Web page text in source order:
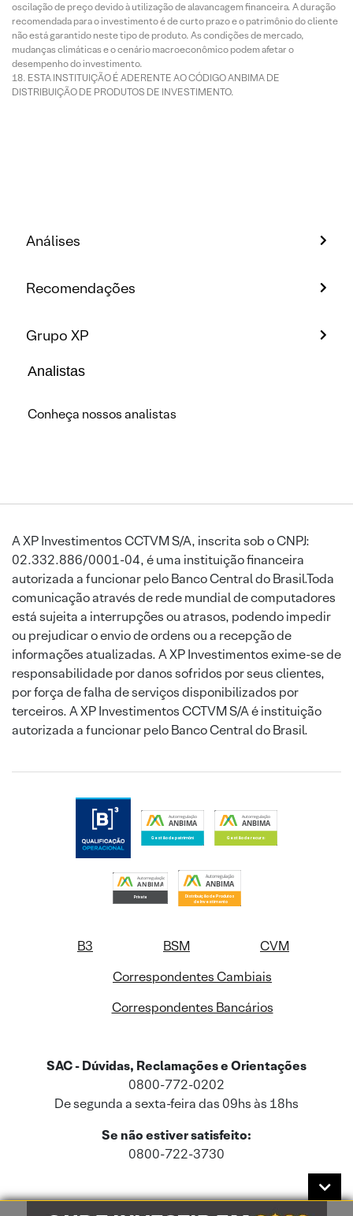
oscilação de preço devido à utilização de alavancagem financeira. A duração
recomendada para o investimento é de curto prazo e o patrimônio do cliente
não está garantido neste tipo de produto. As condições de mercado,
mudanças climáticas e o cenário macroeconômico podem afetar o
desempenho do investimento.
ESTA INSTITUIÇÃO É ADERENTE AO CÓDIGO ANBIMA DE
DISTRIBUIÇÃO DE PRODUTOS DE INVESTIMENTO.
Análises
Recomendações
Grupo XP
Analistas
Conheça nossos analistas
A XP Investimentos CCTVM S/A, inscrita sob o CNPJ:
02.332.886/0001-04, é uma instituição financeira
autorizada a funcionar pelo Banco Central do Brasil.Toda
comunicação através de rede mundial de computadores
está sujeita a interrupções ou atrasos, podendo impedir
ou prejudicar o envio de ordens ou a recepção de
informações atualizadas. A XP Investimentos exime-se de
responsabilidade por danos sofridos por seus clientes,
por força de falha de serviços disponibilizados por
terceiros. A XP Investimentos CCTVM S/A é instituição
autorizada a funcionar pelo Banco Central do Brasil.
B3 BSM
CVM
Correspondentes Cambiais
Correspondentes Bancários
SAC - Dúvidas, Reclamações e Orientações
0800-772-0202
De segunda a sexta-feira das 09hs às 18hs
Se não estiver satisfeito:
0800-722-3730